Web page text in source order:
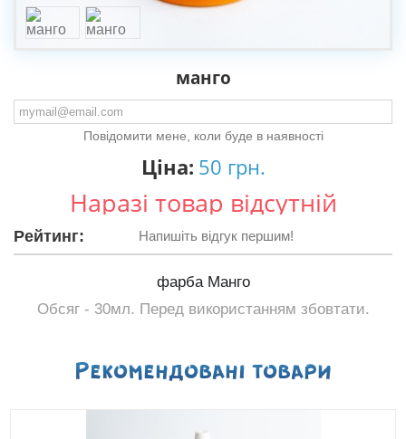
манго
Повідомити мене, коли буде в наявності
Ціна: 50 грн.
Наразі товар відсутній
Рейтинг: Напишіть відгук першим!
фарба Манго
Обсяг - 30мл. Перед використанням збовтати.
Рекомендованi товари